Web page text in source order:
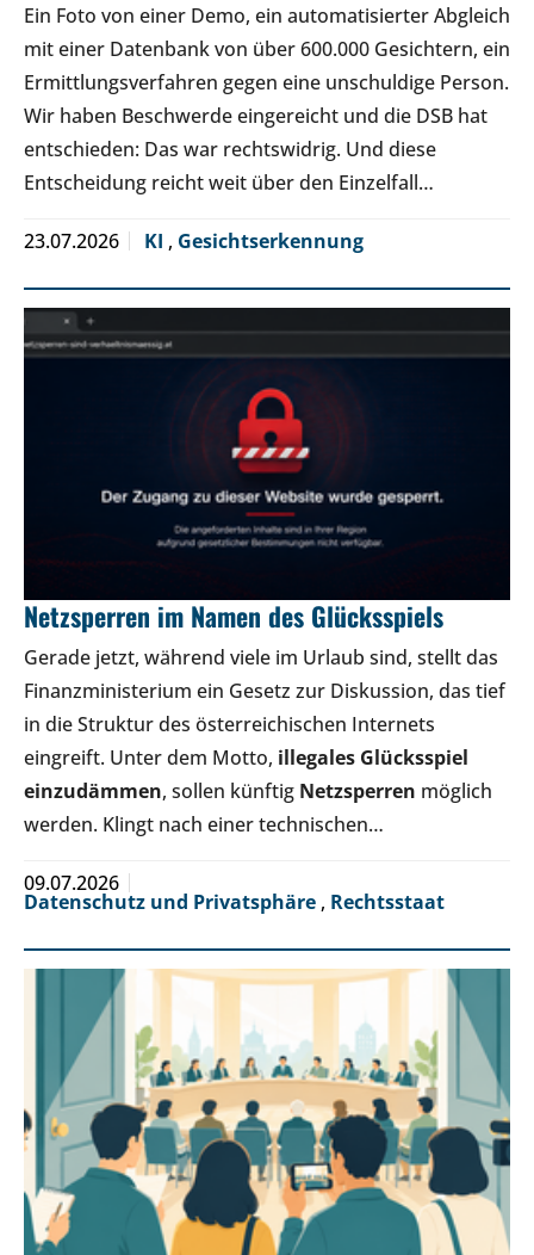
Ein Foto von einer Demo, ein automatisierter Abgleich
mit einer Datenbank von über 600.000 Gesichtern, ein
Ermittlungsverfahren gegen eine unschuldige Person.
Wir haben Beschwerde eingereicht und die DSB hat
entschieden: Das war rechtswidrig. Und diese
Entscheidung reicht weit über den Einzelfall…
23.07.2026 KI , Gesichtserkennung
Netzsperren im Namen des Glücksspiels
Gerade jetzt, während viele im Urlaub sind, stellt das
Finanzministerium ein Gesetz zur Diskussion, das tief
in die Struktur des österreichischen Internets
eingreift. Unter dem Motto, illegales Glücksspiel
einzudämmen, sollen künftig Netzsperren möglich
werden. Klingt nach einer technischen…
09.07.2026
Datenschutz und Privatsphäre , Rechtsstaat